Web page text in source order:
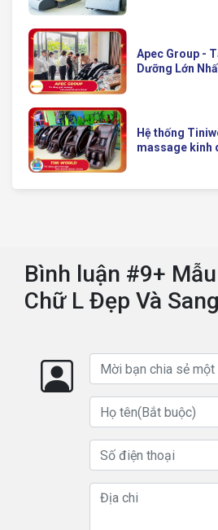
Apec Group -
Dưỡng Lớn
Hệ thống
massage kinh
Bình luận #9+
Chữ L Đẹp Và